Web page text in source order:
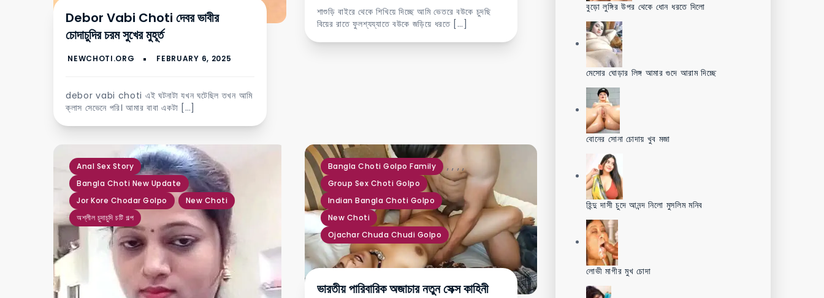
Debor Vabi Choti দেবর ভাবীর
চোদাচুদির চরম সুখের মুহূর্ত
debor vabi choti এই ঘটনাটা যখন ঘটেছিল তখন আমি
ক্লাস সেভেনে পরি। আমার বাবা একটা […]
শাশুড়ি বাইরে থেকে শিখিয়ে দিচ্ছে আমি ভেতরে বউকে চুদছি
বিয়ের রাতে ফুলশ্যয্যাতে বউকে জড়িয়ে ধরতে […]
Anal Sex Story ,
Bangla Choti New Update
,
Jor Kore Chodar Golpo
,
New Choti
,
অশ্লীল চুদাচুদি চটি গল্প
Bangla Choti Golpo Family ,
Group Sex Choti Golpo
,
Indian Bangla Choti Golpo
,
New Choti
,
Ojachar Chuda Chudi Golpo
ভারতীয় পারিবারিক অজাচার নতুন সেক্স কাহিনী
বুড়ো লুঙ্গির উপর থেকে ধোন ধরতে দিলো
মেসোর ঘোড়ার লিঙ্গ আমার গুদে আরাম দিচ্ছে
বোনের সোনা চোদায় খুব মজা
হিন্দু দাসী চুদে আনন্দ নিলো মুসলিম মনিব
লোভী মাগীর মুখ চোদা